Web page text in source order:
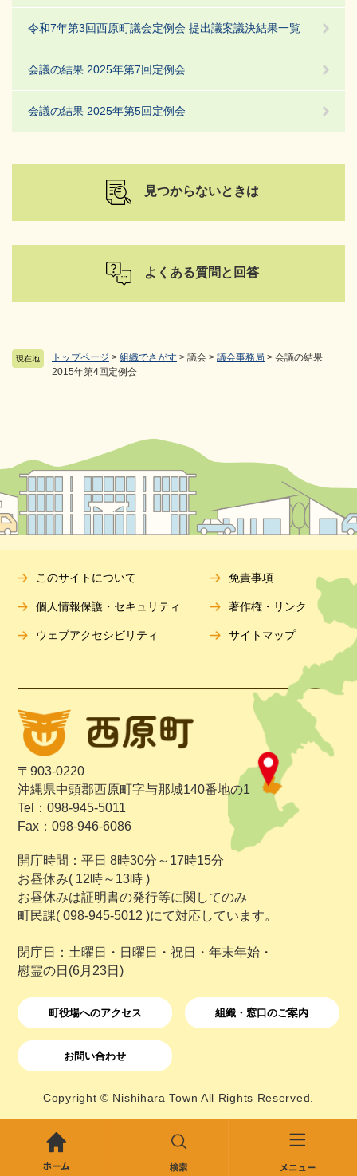
現在地 トップページ > 組織でさがす > 議会 > 議会事務局 > 会議の結果
2015年第4回定例会
令和7年第3回西原町議会定例会 提出議案議決結果一覧
会議の結果 2025年第7回定例会
会議の結果 2025年第5回定例会
見つからないときは
よくある質問と回答
〒903-0220
沖縄県中頭郡西原町字与那城140番地の1
Tel：098-945-5011
Fax：098-946-6086
開庁時間：平日 8時30分～17時15分
お昼休み( 12時～13時 )
お昼休みは証明書の発行等に関してのみ
町民課( 098-945-5012 )にて対応しています。
閉庁日：土曜日・日曜日・祝日・年末年始・
慰霊の日(6月23日)
町役場へのアクセス 組織・窓口のご案内
お問い合わせ
このサイトについて 免責事項
個人情報保護・セキュリティ 著作権・リンク
ウェブアクセシビリティ サイトマップ
Copyright © Nishihara Town All Rights Reserved.